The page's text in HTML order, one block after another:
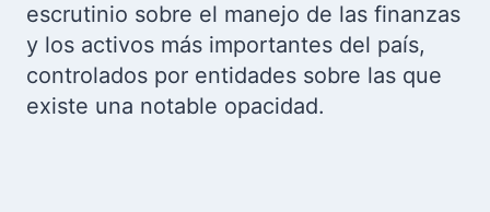
escrutinio sobre el manejo de las finanzas
y los activos más importantes del país,
controlados por entidades sobre las que
existe una notable opacidad.